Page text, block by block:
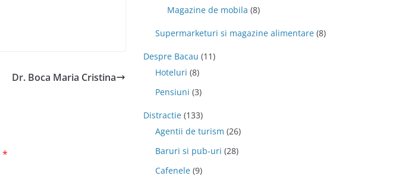
Dr. Boca Maria Cristina
*
Magazine de mobila (8)
Supermarketuri si magazine alimentare (8)
Despre Bacau (11)
Hoteluri (8)
Pensiuni (3)
Distractie (133)
Agentii de turism (26)
Baruri si pub-uri (28)
Cafenele (9)